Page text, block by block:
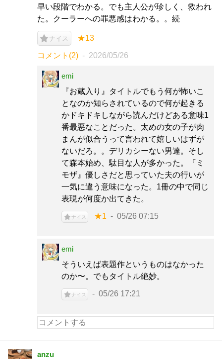
早い段階でわかる。でも主人公が珍しく、救われ
た。クーラーへの罪悪感はわかる。。続
ナイス ★13
コメント(2) 2026/05/26
emi
『お蔵入り』タイトルでもう何が怖いこ
となのか知らされているので何が起きる
かドキドキしながら読んだけどある意味1
番最悪なことだった。太めの女の子が肉
まんが似合うって言われて嬉しいはずが
ないだろ。。デリカシーない男達。そし
て森本始め、駄目な人が多かった。『ミ
モザ』優しさだと思っていた夫の行いが
一気に違う意味になった。1冊の中で同じ
表現が何度か出てきた。
ナイス ★1 05/26 07:15
emi
そういえば表題作というものはなかった
のか〜。でもタイトル絶妙。
ナイス 05/26 17:21
anzu